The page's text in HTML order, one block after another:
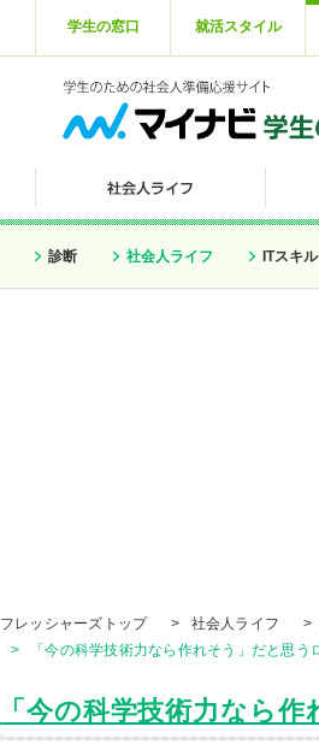
学生の窓口 就活スタイル
診断 社会人ライフ ITスキル
フレッシャーズトップ > 社会人ライフ >
>
「今の科学技術力なら作れそう」だと思
「今の科学技術力なら